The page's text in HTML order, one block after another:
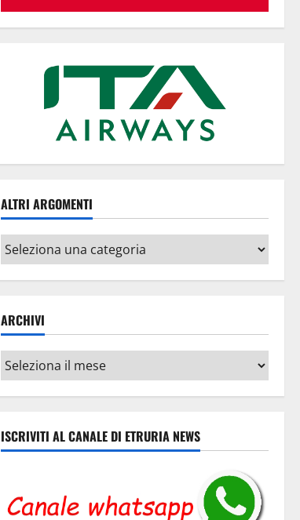
ALTRI ARGOMENTI
Altri
argomenti
ARCHIVI
Archivi
ISCRIVITI AL CANALE DI ETRURIA NEWS